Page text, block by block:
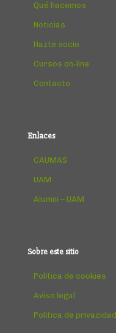
Qué hacemos
Noticias
Hazte socio
Cursos on-line
Contacto
Enlaces
CAUMAS
UAM
Alumni – UAM
Sobre este sitio
Política de cookies
Aviso legal
Política de privacidad